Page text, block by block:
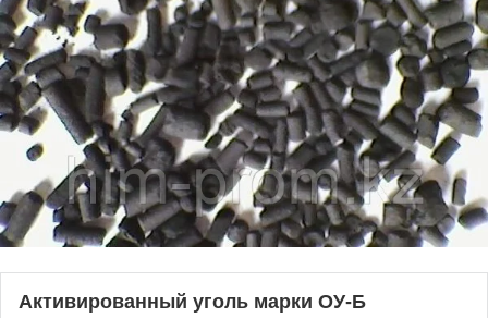
Активированный уголь марки ОУ-Б